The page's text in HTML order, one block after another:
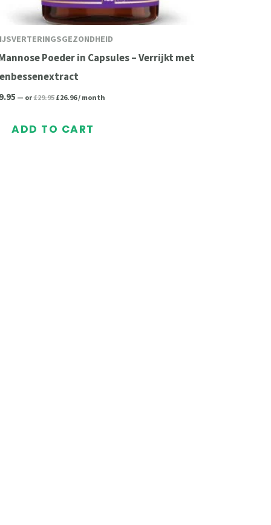
Poeder in Capsules – Verrijkt met
— or£29.95 £26.96/ month
ADD TO CART